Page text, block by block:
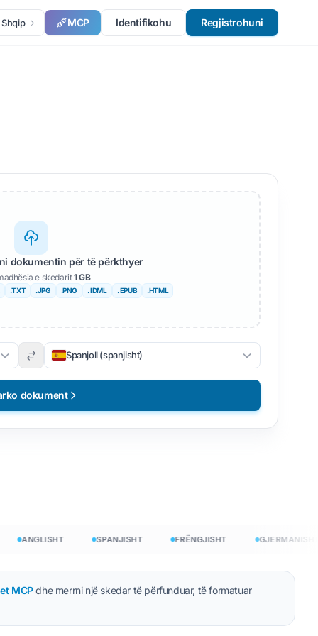
Shqip MCP Identifikohu Regjistrohuni
dokumentin për të përkthyer
e skedarit1 GB
.TXT .JPG .PNG . IDML . EPUB .HTML
Spanjoll (spanjisht)
dokument
ANGLISHT SPANJISHT FRËNGJISHT GJERMANISHT
MCPdhe merrni një skedar të përfunduar, të formatuar